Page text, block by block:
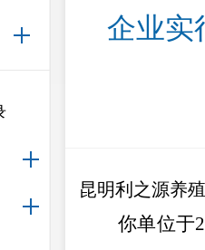
企业实
昆明利之源养
你单位于